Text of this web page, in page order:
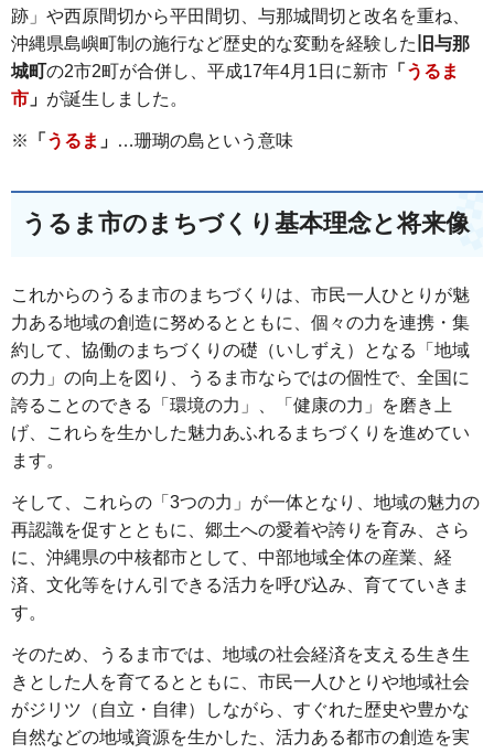
跡」や西原間切から平田間切、与那城間切と改名を重ね、
沖縄県島嶼町制の施行など歴史的な変動を経験した 旧与那
城町の2市2町が合併し、平成17年4月1日に新市 「 うるま
市 」 が誕生しました。
※ 「 うるま 」 …珊瑚の島という意味
うるま市のまちづくり基本理念と将来像
これからのうるま市のまちづくりは、市民一人ひとりが魅
力ある地域の創造に努めるとともに、個々の力を連携・集
約して、協働のまちづくりの礎（いしずえ）となる「地域
の力」の向上を図り、うるま市ならではの個性で、全国に
誇ることのできる「環境の力」、「健康の力」を磨き上
げ、これらを生かした魅力あふれるまちづくりを進めてい
ます。
そして、これらの「3つの力」が一体となり、地域の魅力の
再認識を促すとともに、郷土への愛着や誇りを育み、さら
に、沖縄県の中核都市として、中部地域全体の産業、経
済、文化等をけん引できる活力を呼び込み、育てていきま
す。
そのため、うるま市では、地域の社会経済を支える生き生
きとした人を育てるとともに、市民一人ひとりや地域社会
がジリツ（自立・自律）しながら、すぐれた歴史や豊かな
自然などの地域資源を生かした、活力ある都市の創造を実